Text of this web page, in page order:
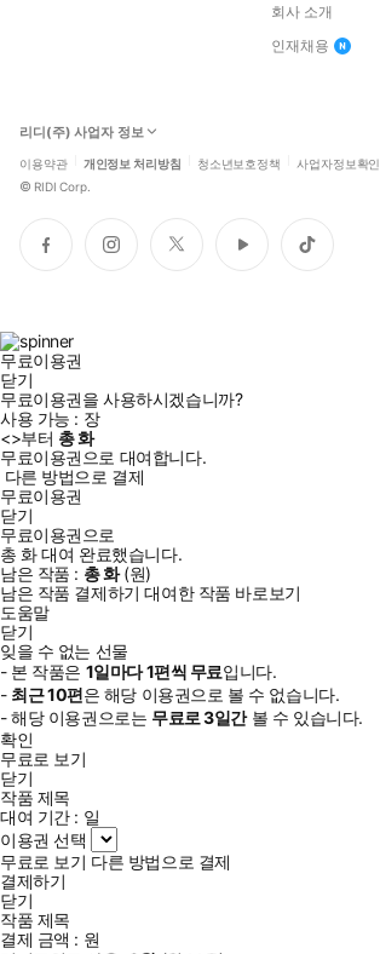
회사 소개
인재채용
리디(주) 사업자 정보
이용약관 개인정보 처리방침 청소년보호정책 사업자정보확인
© RIDI Corp.
페
이
인
스
트
위
유
튜
틱
톡
무료이용권
닫기
무료이용권을 사용하시겠습니까?
사용 가능 : 장
<>부터 총화
무료이용권으로 대여합니다.
다른 방법으로 결제
무료이용권
닫기
무료이용권으로
총 화대여 완료했습니다.
남은 작품 : 총화(원)
남은 작품 결제하기 대여한 작품 바로보기
도움말
닫기
잊을 수 없는 선물
- 본 작품은 1일마다1편씩 무료입니다.
- 최근10편은 해당 이용권으로 볼 수 없습니다.
- 해당 이용권으로는 무료로3일간볼 수 있습니다.
확인
무료로 보기
닫기
작품 제목
대여 기간 : 일
이용권 선택
무료로 보기 다른 방법으로 결제
결제하기
닫기
작품 제목
결제 금액 : 원